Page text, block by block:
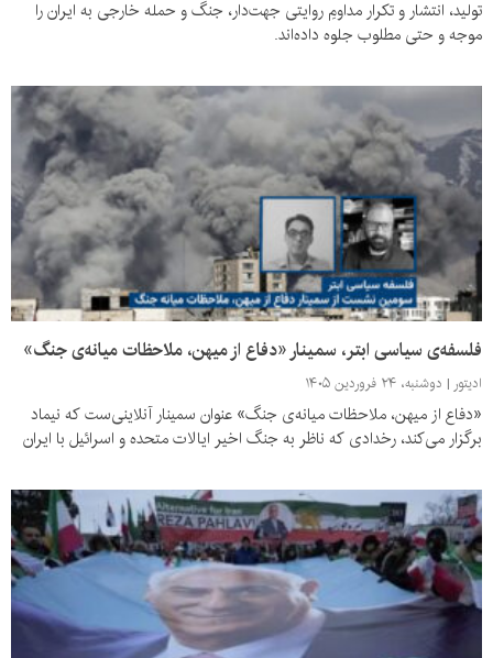
تولید، انتشار و تکرار مداومِ روایتی جهت‌دار، جنگ و حمله خارجی به ایران را
موجه و حتی مطلوب جلوه داده‌اند.
فلسفه‌ی سیاسی ابتر، سمینار «دفاع از میهن، ملاحظات میانه‌ی جنگ»
ادیتور دوشنبه، ۲۴ فروردین ۱۴۰۵
«دفاع از میهن، ملاحظات میانه‌ی جنگ» عنوان سمینار آنلاینی‌ست که نیماد
برگزار می‌کند، رخدادی که ناظر به جنگ اخیر ایالات متحده و اسرائیل با ایران